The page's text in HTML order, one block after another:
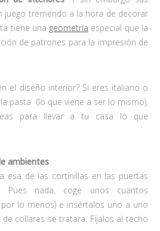
juego tremendo a la hora de decorar
tiene una geometría especial que la
de patrones para la impresión de
el diseño interior? Si eres italiano o
pasta (lo que viene a ser lo mismo),
para llevar a tu casa lo que
ambientes
esa de las cortinillas en las puertas
Pues nada, coge unos cuantos
por lo menos) e insértalos uno a uno
collares se tratara. Fíjalos al techo